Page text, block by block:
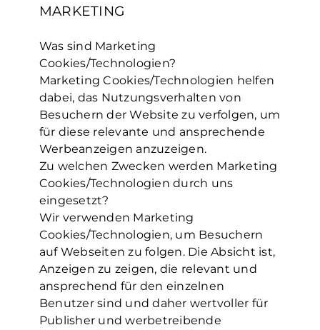
MARKETING
Was sind Marketing
Cookies/Technologien?
Marketing Cookies/Technologien helfen
dabei, das Nutzungsverhalten von
Besuchern der Website zu verfolgen, um
für diese relevante und ansprechende
Werbeanzeigen anzuzeigen.
Zu welchen Zwecken werden Marketing
Cookies/Technologien durch uns
eingesetzt?
Wir verwenden Marketing
Cookies/Technologien, um Besuchern
auf Webseiten zu folgen. Die Absicht ist,
Anzeigen zu zeigen, die relevant und
ansprechend für den einzelnen
Benutzer sind und daher wertvoller für
Publisher und werbetreibende